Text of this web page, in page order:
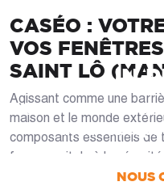
CASÉO :
VOS
SAINT LÔ
Agissant comme une
maison et le monde
composants essentiels
façon capitale à la
de bruit et l'apparence
UN
Nous vous
de la
NOUS